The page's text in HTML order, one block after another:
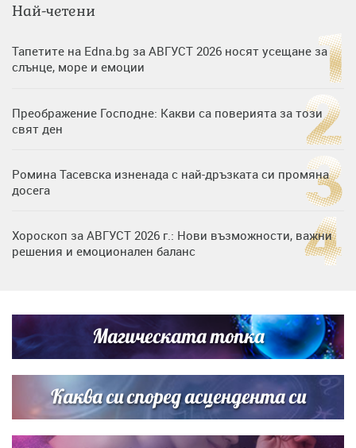
Най-четени
Тапетите на Edna.bg за АВГУСТ 2026 носят усещане за
слънце, море и емоции
Преображение Господне: Какви са поверията за този
свят ден
Ромина Тасевска изненада с най-дръзката си промяна
досега
Хороскоп за АВГУСТ 2026 г.: Нови възможности, важни
решения и емоционален баланс
си деца на семейна морска приказка
Звездна ваканция в Майорка: Дженифър Анистън,
Кортни Кокс и Джим Къртис заедно на яхта
Магическата топка
Каква си според асцендента си